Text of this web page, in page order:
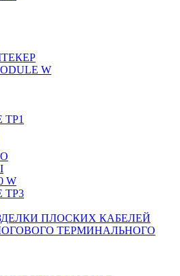
W
TP1
W
TP3
ПЛОСКИХ КАБЕЛЕЙ
ТЕРМИНАЛЬНОГО